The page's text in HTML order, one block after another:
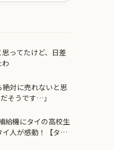
ってたけど、日差
絶対に売れないと思
そうです…」
給機にタイの高校生
人が感動！【タイ